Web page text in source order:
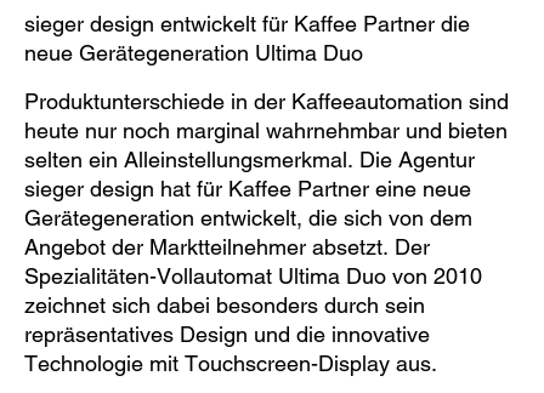
sieger design entwickelt für Kaffee Partner die
neue Gerätegeneration Ultima Duo
Produktunterschiede in der Kaffeeautomation sind
heute nur noch marginal wahrnehmbar und bieten
selten ein Alleinstellungsmerkmal. Die Agentur
sieger design hat für Kaffee Partner eine neue
Gerätegeneration entwickelt, die sich von dem
Angebot der Marktteilnehmer absetzt. Der
Spezialitäten-Vollautomat Ultima Duo von 2010
zeichnet sich dabei besonders durch sein
repräsentatives Design und die innovative
Technologie mit Touchscreen-Display aus.